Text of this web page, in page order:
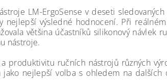
LM-ErgoSense v deseti
nejlepší výsledné hodnocení. Při
většina účastníků silikonový návlek
nástroje.
produktivitu ručních nástrojů různých
nejlepší volba s ohledem na dalších